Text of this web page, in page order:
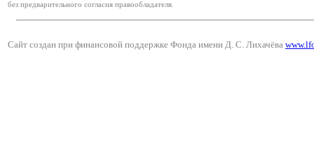
без предварительного согласия правообладателя.
Сайт создан при финансовой поддержке Фонда имени Д. С. Лихачёва